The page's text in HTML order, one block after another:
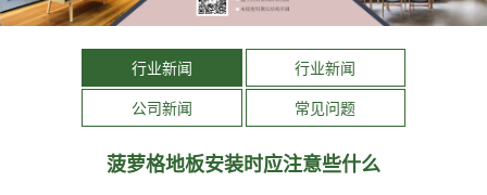
行业新闻 行业新闻
公司新闻 常见问题
菠萝格地板安装时应注意些什么